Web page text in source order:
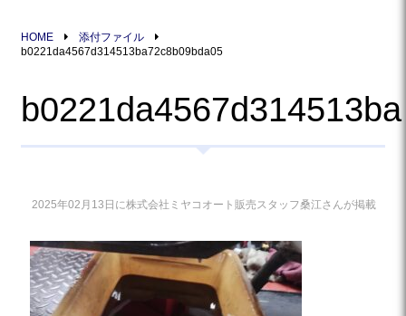
HOME
添付ファイル
b0221da4567d314513ba72c8b09bda05
2025年02月13日に株式会社ミヤコオート販売スタッフ桑江さんが掲載